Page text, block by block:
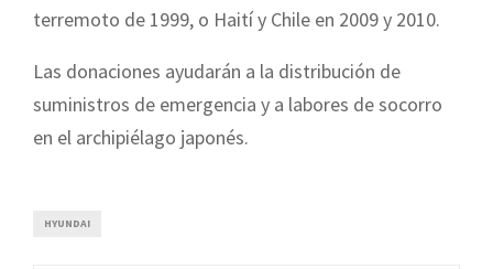
terremoto de 1999, o Haití y Chile en 2009 y 2010.
Las donaciones ayudarán a la distribución de
suministros de emergencia y a labores de socorro
en el archipiélago japonés.
HYUNDAI